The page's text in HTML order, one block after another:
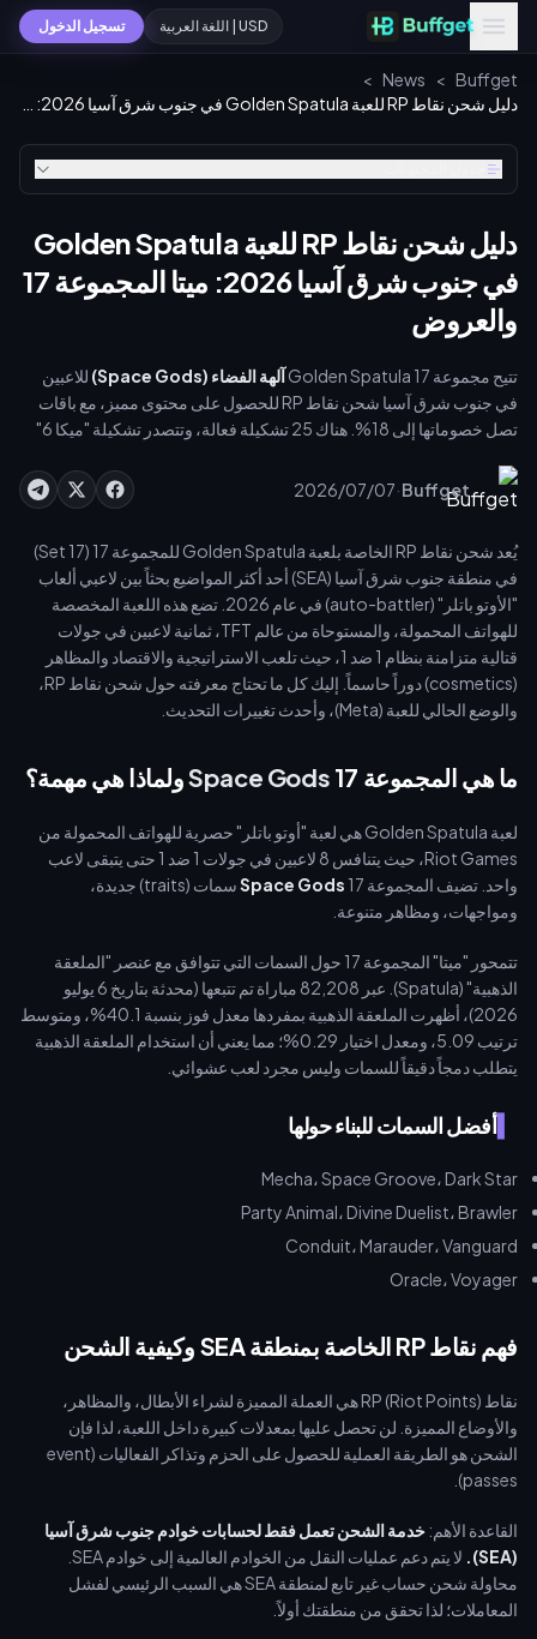
USD | اللغة العربية تسجيل الدخول
Buffget
>
News
>
دليل شحن نقاط RP للعبة Golden Spatula
في جنوب شرق آسيا 2026: ميتا المجموعة 17
والعروض
تتيح مجموعة Golden Spatula 17 آلهة الفضاء (Space Gods)
للاعبين
في جنوب شرق آسيا شحن نقاط RP للحصول على محتوى مميز، مع باقات
تصل خصوماتها إلى 18%. هناك 25 تشكيلة فعالة، وتتصدر تشكيلة "ميكا 6"
والتعزيزات، والمواجهات، بينما يضيف حدث "احتفال القمر" لعام 2026
باقات وتذاكر جديدة.
Buffget
·
2026/07/07
يُعد شحن نقاط RP الخاصة بلعبة Golden Spatula للمجموعة 17 (Set 17)
في منطقة جنوب شرق آسيا (SEA) أحد أكثر المواضيع بحثاً بين لاعبي ألعاب
"الأوتو باتلر" (auto-battler) في عام 2026. تضع هذه اللعبة المخصصة
للهواتف المحمولة، والمستوحاة من عالم TFT، ثمانية لاعبين في جولات
قتالية متزامنة بنظام 1 ضد 1، حيث تلعب الاستراتيجية والاقتصاد والمظاهر
(cosmetics) دوراً حاسماً. إليك كل ما تحتاج معرفته حول شحن نقاط RP،
والوضع الحالي للعبة (Meta)، وأحدث تغييرات التحديث.
ما هي المجموعة 17 Space Godsولماذا هي مهمة؟
لعبة Golden Spatula هي لعبة "أوتو باتلر" حصرية للهواتف المحمولة من
Riot Games، حيث يتنافس 8 لاعبين في جولات 1 ضد 1 حتى يتبقى لاعب
واحد. تضيف المجموعة 17
Space Gods
سمات (traits) جديدة،
ومواجهات، ومظاهر متنوعة.
تتمحور "ميتا" المجموعة 17 حول السمات التي تتوافق مع عنصر "الملعقة
الذهبية" (Spatula). عبر 82,208 مباراة تم تتبعها (محدثة بتاريخ 6 يوليو
2026)، أظهرت الملعقة الذهبية بمفردها معدل فوز بنسبة 40.1%، ومتوسط
ترتيب 5.09، ومعدل اختيار 0.29%؛ مما يعني أن استخدام الملعقة الذهبية
يتطلب دمجاً دقيقاً للسمات وليس مجرد لعب عشوائي.
أفضل السمات للبناء حولها
Mecha، Space Groove، Dark Star
Party Animal، Divine Duelist، Brawler
Conduit، Marauder، Vanguard
Oracle، Voyager
فهم نقاط RP الخاصة بمنطقة SEA وكيفية الشحن
نقاط RP (Riot Points) هي العملة المميزة لشراء الأبطال، والمظاهر،
والأوضاع المميزة. لن تحصل عليها بمعدلات كبيرة داخل اللعبة، لذا فإن
الشحن هو الطريقة العملية للحصول على الحزم وتذاكر الفعاليات (event
passes).
القاعدة الأهم:خدمة الشحن تعمل فقط لحسابات خوادم جنوب شرق آسيا
(SEA).
محاولة شحن حساب غير تابع لمنطقة SEA هي السبب الرئيسي لفشل
المعاملات؛ لذا تحقق من منطقتك أولاً.